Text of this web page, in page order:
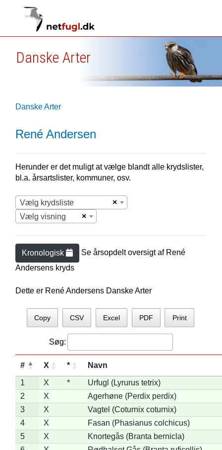
Danske Arter
Danske Arter
René Andersen
Herunder er det muligt at vælge blandt alle krydslister,
bl.a. årsartslister, kommuner, osv.
×
Vælg krydsliste
×
Vælg visning
Kronologisk Se årsopdelt oversigt af René
Andersens kryds
Dette er René Andersens Danske Arter
Copy CSV Excel PDF Print
Søg:
# X * Navn
1 X *
Urfugl (Lyrurus tetrix)
2
X
Agerhøne (Perdix perdix)
3
X
Vagtel (Coturnix coturnix)
4
X
Fasan (Phasianus colchicus)
5
X
Knortegås (Branta bernicla)